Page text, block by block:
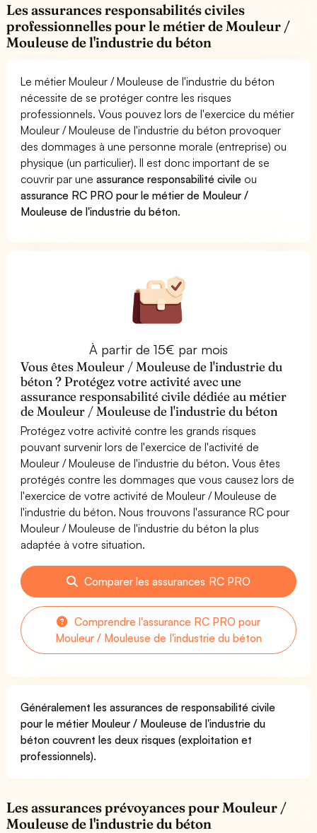
Les assurances responsabilités civiles
professionnelles pour le métier de Mouleur /
Mouleuse de l'industrie du béton
Le métier Mouleur / Mouleuse de l'industrie du béton
nécessite de se protéger contre les risques
professionnels. Vous pouvez lors de l'exercice du métier
Mouleur / Mouleuse de l'industrie du béton provoquer
des dommages à une personne morale (entreprise) ou
physique (un particulier). Il est donc important de se
couvrir par uneassurance responsabilité civile ou
assurance RC PRO pour le métier de Mouleur /
Mouleuse de l'industrie du béton.
À partir de 15€ par mois
Vous êtes Mouleur / Mouleuse de l'industrie du
béton ? Protégez votre activité avec une
assurance responsabilité civile dédiée au métier
de Mouleur / Mouleuse de l'industrie du béton
Protégez votre activité contre les grands risques
pouvant survenir lors de l'exercice de l'activité de
Mouleur / Mouleuse de l'industrie du béton. Vous êtes
protégés contre les dommages que vous causez lors de
l'exercice de votre activité de Mouleur / Mouleuse de
l'industrie du béton. Nous trouvons l'assurance RC pour
Mouleur / Mouleuse de l'industrie du béton la plus
adaptée à votre situation.
Comparer les assurances RC PRO
Comprendre l'assurance RC PRO pour
Mouleur / Mouleuse de l'industrie du béton
Généralement les assurances de responsabilité civile
pour le métier Mouleur / Mouleuse de l'industrie du
béton couvrent les deux risques (exploitation et
professionnels).
Les assurances prévoyances pour Mouleur /
Mouleuse de l'industrie du béton